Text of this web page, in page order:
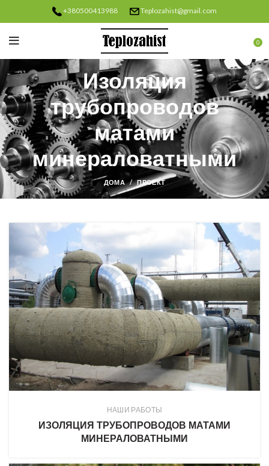
+380500413988 Teplozahist@gmail.com
0
Изоляция
трубопроводов
матами
минераловатными
ДОМА ПРОЕКТ
НАШИ РАБОТЫ
ИЗОЛЯЦИЯ ТРУБОПРОВОДОВ МАТАМИ
МИНЕРАЛОВАТНЫМИ